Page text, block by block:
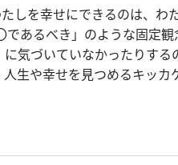
しを幸せにできるのは、わ
あるべき」のような固定観
気づいていなかったりする
生や幸せを見つめるキッカ